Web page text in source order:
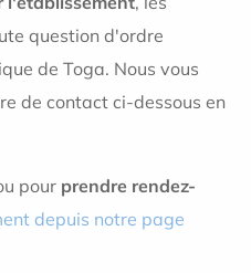
question d'ordre
de Toga. Nous vous
de contact ci-dessous en
pour prendre rendez-
depuis notre page